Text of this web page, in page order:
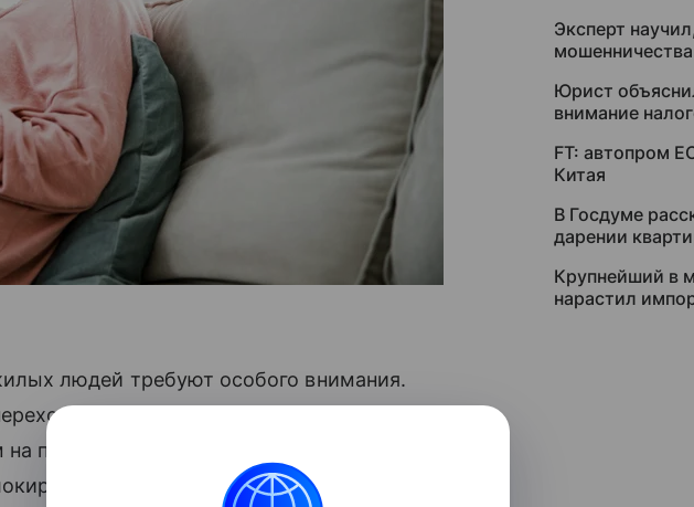
людей требуют особого внимания.
от массовых звонков
пенсионеров. … С января по сентябрь
633 миллиона 956 тысяч
Эксперт
Юрист
внимание
FT: автопром
Китая
В Госдуме
дарении
Крупнейший в
нарастил